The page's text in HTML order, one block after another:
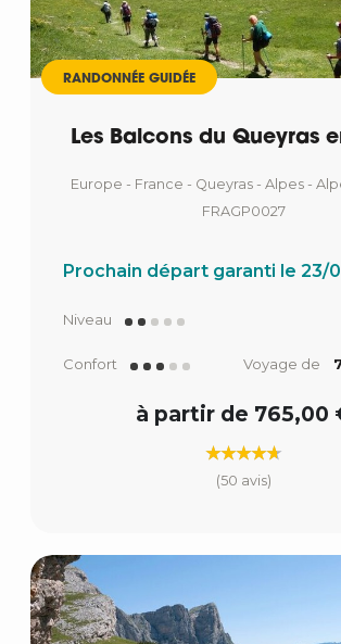
RANDONNÉE GUIDÉE
Les Balcons du Queyras
Europe - France - Queyras - Alpes -
FRAGP0027
Prochain départ garanti le 23/
Niveau
Confort Voyage de
à partir de 765,00
(50 avis)